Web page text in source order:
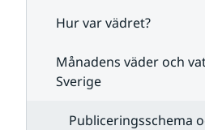
Hur var vädret?
Månadens väder och
Sverige
Publiceringsschema